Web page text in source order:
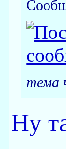
тема
Ну